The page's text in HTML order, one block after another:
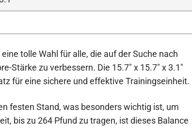
tolle Wahl für alle, die auf der Suche nach
Stärke zu verbessern. Die 15.7″ x 15.7″ x 3.1″
für eine sichere und effektive Trainingseinheit.
festen Stand, was besonders wichtig ist, um
bis zu 264 Pfund zu tragen, ist dieses Balance